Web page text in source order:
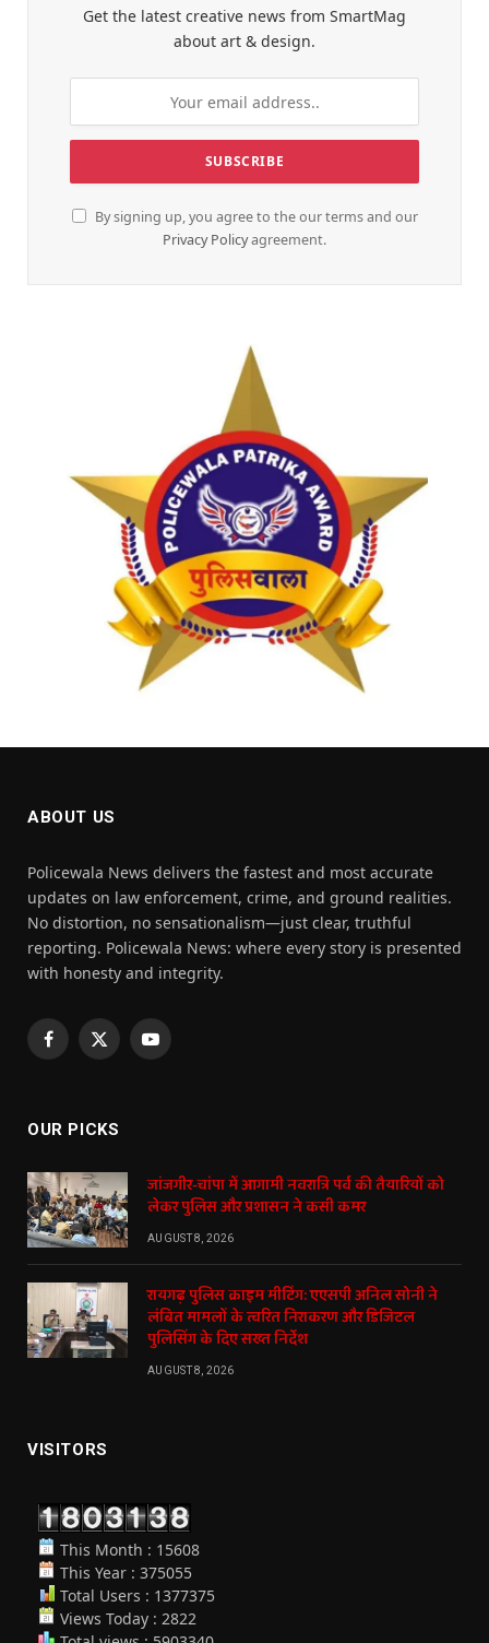
Get the latest creative news from SmartMag
about art & design.
By signing up, you agree to the our terms and our
Privacy Policyagreement.
ABOUT US
Policewala News delivers the fastest and most accurate
updates on law enforcement, crime, and ground realities.
No distortion, no sensationalism—just clear, truthful
reporting. Policewala News: where every story is presented
with honesty and integrity.
Facebook
X
YouTube
OUR PICKS
जांजगीर-चांपा में आगामी नवरात्रि पर्व की तैयारियों को
लेकर पुलिस और प्रशासन ने कसी कमर
AUGUST 8, 2026
रायगढ़ पुलिस क्राइम मीटिंग: एएसपी अनिल सोनी ने
लंबित मामलों के त्वरित निराकरण और डिजिटल
पुलिसिंग के दिए सख्त निर्देश
AUGUST 8, 2026
VISITORS
This Month : 15608
This Year : 375055
Total Users : 1377375
Views Today : 2822